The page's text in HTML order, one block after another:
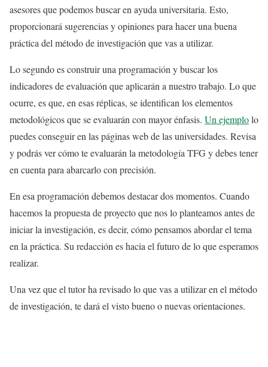
asesores que podemos buscar en ayuda universitaria. Esto,
proporcionará sugerencias y opiniones para hacer una buena
práctica del método de investigación que vas a utilizar.
Lo segundo es construir una programación y buscar los
indicadores de evaluación que aplicarán a nuestro trabajo. Lo que
ocurre, es que, en esas réplicas, se identifican los elementos
metodológicos que se evaluarán con mayor énfasis. Un ejemplolo
puedes conseguir en las páginas web de las universidades. Revisa
y podrás ver cómo te evaluarán la metodología TFG y debes tener
en cuenta para abarcarlo con precisión.
En esa programación debemos destacar dos momentos. Cuando
hacemos la propuesta de proyecto que nos lo planteamos antes de
iniciar la investigación, es decir, cómo pensamos abordar el tema
en la práctica. Su redacción es hacia el futuro de lo que esperamos
realizar.
Una vez que el tutor ha revisado lo que vas a utilizar en el método
de investigación, te dará el visto bueno o nuevas orientaciones.